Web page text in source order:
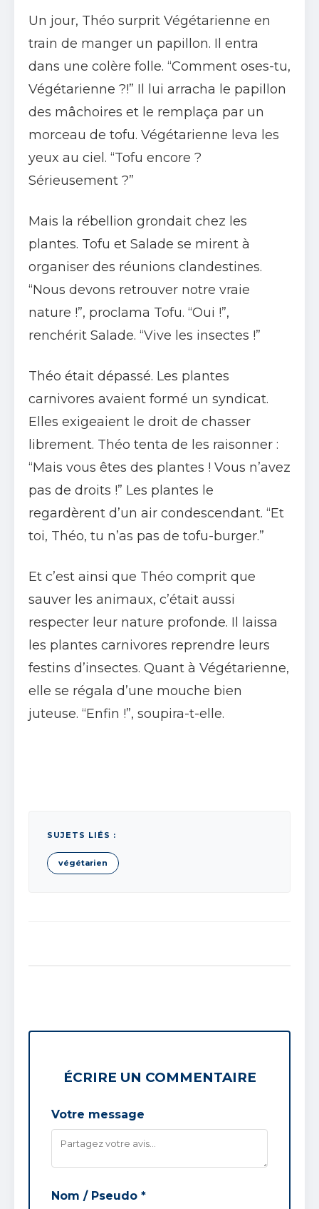
Un jour, Théo surprit Végétarienne en
train de manger un papillon. Il entra
dans une colère folle. “Comment oses-tu,
Végétarienne ?!” Il lui arracha le papillon
des mâchoires et le remplaça par un
morceau de tofu. Végétarienne leva les
yeux au ciel. “Tofu encore ?
Sérieusement ?”
Mais la rébellion grondait chez les
plantes. Tofu et Salade se mirent à
organiser des réunions clandestines.
“Nous devons retrouver notre vraie
nature !”, proclama Tofu. “Oui !”,
renchérit Salade. “Vive les insectes !”
Théo était dépassé. Les plantes
carnivores avaient formé un syndicat.
Elles exigeaient le droit de chasser
librement. Théo tenta de les raisonner :
“Mais vous êtes des plantes ! Vous n’avez
pas de droits !” Les plantes le
regardèrent d’un air condescendant. “Et
toi, Théo, tu n’as pas de tofu-burger.”
Et c’est ainsi que Théo comprit que
sauver les animaux, c’était aussi
respecter leur nature profonde. Il laissa
les plantes carnivores reprendre leurs
festins d’insectes. Quant à Végétarienne,
elle se régala d’une mouche bien
juteuse. “Enfin !”, soupira-t-elle.
SUJETS LIÉS :
végétarien
ÉCRIRE UN COMMENTAIRE
Votre message
Nom / Pseudo *